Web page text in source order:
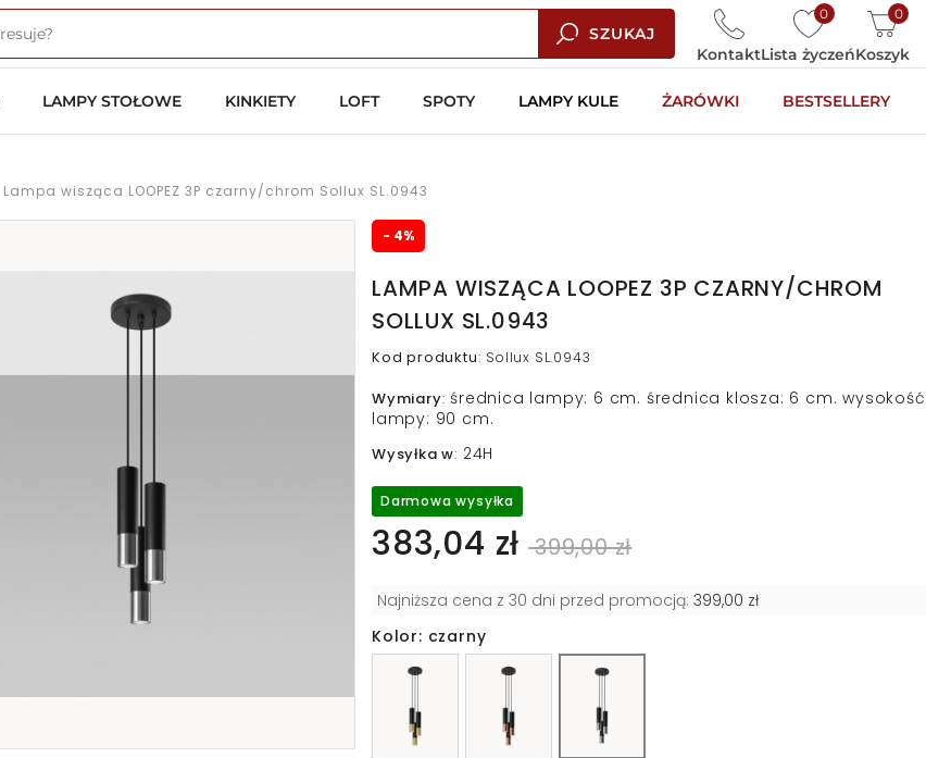
SZUKAJ
0
Lista życzeń
0
Koszyk
Kontakt
LAMPY STOŁOWE KINKIETY LOFT SPOTY LAMPY KULE ŻARÓWKI BESTSELLERY
Lampa wisząca LOOPEZ 3P czarny/chrom Sollux SL.0943
- 4%
LAMPA WISZĄCA LOOPEZ 3P CZARNY/CHROM
SOLLUX SL.0943
Kod produktu: Sollux SL.0943
Wymiary: średnica lampy: 6 cm. średnica klosza: 6 cm. wysokość
lampy: 90 cm.
Wysyłka w: 24H
Darmowa wysyłka
383,04 zł 399,00 zł
Najniższa cena z 30 dni przed promocją: 399,00 zł
Kolor: czarny